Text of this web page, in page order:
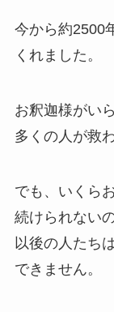
今から約2500
くれました。
お釈迦様がい
多くの人が救
でも、いくら
続けられない
以後の人たち
できません。